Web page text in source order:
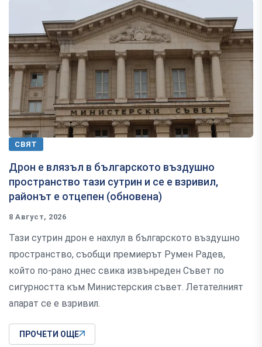
СВЯТ
Дрон е влязъл в българското въздушно
пространство тази сутрин и се е взривил,
районът е отцепен (обновена)
8 Август, 2026
Тази сутрин дрон е нахлул в българското въздушно
пространство, съобщи премиерът Румен Радев,
който по-рано днес свика извънреден Съвет по
сигурността към Министерския съвет. Летателният
апарат се е взривил.
ПРОЧЕТИ ОЩЕ